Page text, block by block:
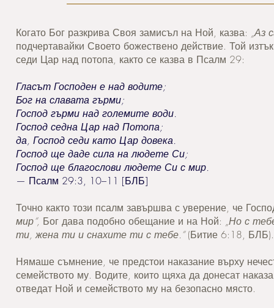
Когато Бог разкрива Своя замисъл на Ной, казва: „Аз
подчертавайки Своето божествено действие. Той
седи Цар над потопа, както се казва в Псалм 29:
Гласът Господен е над водите;
Бог на славата гърми;
Господ гърми над големите води.
Господ седна Цар над Потопа;
да, Господ седи като Цар довека.
Господ ще даде сила на людете Си;
Господ ще благослови людете Си с мир.
— Псалм 29:3, 10–11 [БЛБ]
Точно както този псалм завършва с уверение, че
мир“, Бог дава подобно обещание и на Ной: „Но с
ти, жена ти и снахите ти с тебе.“(Битие 6:18, БЛБ).
Нямаше съмнение, че предстои наказание върху
семейството му. Водите, които щяха да донесат
отведат Ной и семейството му на безопасно място.